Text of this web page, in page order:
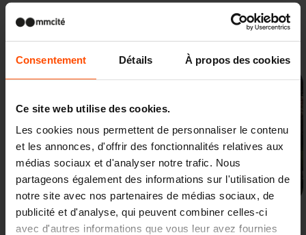
Consentement Détails À propos des cookies
Ce site web utilise des cookies.
Les cookies nous permettent de personnaliser le contenu
et les annonces, d'offrir des fonctionnalités relatives aux
médias sociaux et d'analyser notre trafic. Nous
partageons également des informations sur l'utilisation de
notre site avec nos partenaires de médias sociaux, de
publicité et d'analyse, qui peuvent combiner celles-ci
avec d'autres informations que vous leur avez fournies
Galerie
Précédent Suivant